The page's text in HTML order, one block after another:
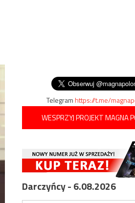
Telegramhttps://t.me/
WESPRZYJ PROJEKT MAGNA
Darczyńcy - 6.08.2026